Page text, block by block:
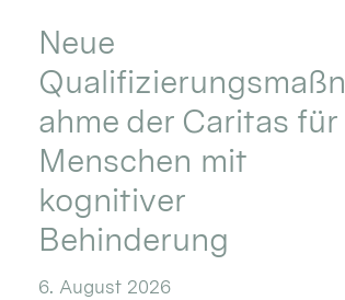
Neue
Qualifizierungsmaßn
ahme der Caritas für
Menschen mit
kognitiver
Behinderung
6. August 2026